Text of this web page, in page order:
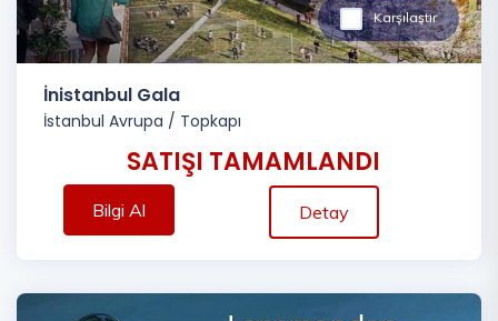
Karşılaştır
İnistanbul Gala
İstanbul Avrupa / Topkapı
SATIŞI TAMAMLANDI
Bilgi Al Detay